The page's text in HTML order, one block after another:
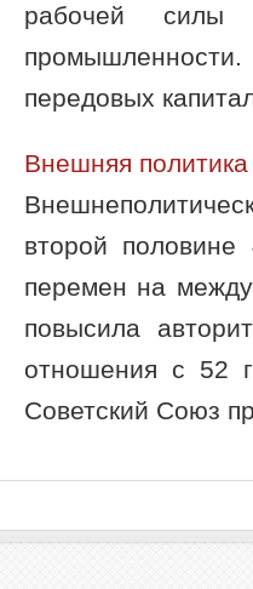
рабочей силы
промышленности.
передовых
Внешняя
второй половине
перемен на
повысила
отношения с 52
Советский Союз